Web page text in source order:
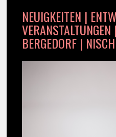
NEUIGKEITEN |
BERGEDORF |